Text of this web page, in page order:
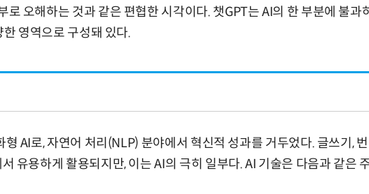
로 오해하는 것과 같은 편협한 시각이다. 챗GPT는 AI의 한 부분에 불과
영역으로 구성돼 있다.
AI로, 자연어 처리(NLP) 분야에서 혁신적 성과를 거두었다. 글쓰기, 번
유용하게 활용되지만, 이는 AI의 극히 일부다. AI 기술은 다음과 같은